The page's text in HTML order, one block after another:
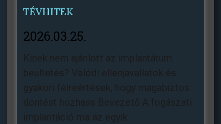
TÉVHITEK
2026.03.25.
Kinek nem ajánlott az implantátum
beültetés? Valódi ellenjavallatok és
gyakori félreértések, hogy magabiztos
döntést hozhass Bevezető A fogászati
implantáció ma az egyik